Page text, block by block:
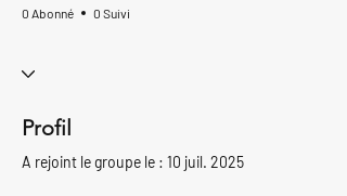
0 Abonné 0 Suivi
Profil
A rejoint le groupe le : 10 juil. 2025